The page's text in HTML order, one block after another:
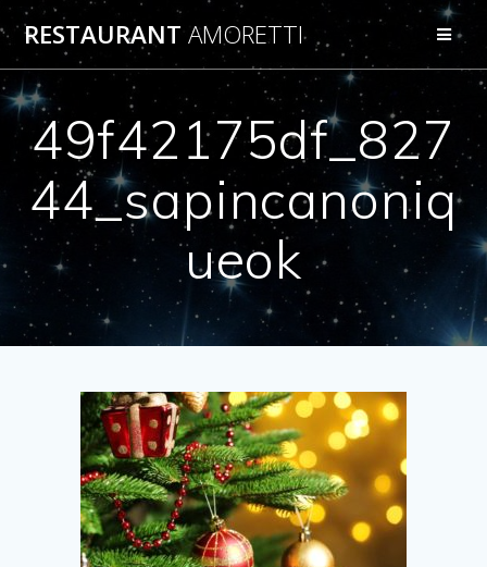
Passer
au
contenu
RESTAURANT AMORETTI
49f42175df_827
44_sapincanoniq
ueok